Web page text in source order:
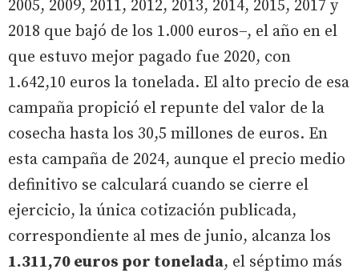
2005, 2009, 2011, 2012, 2013, 2014, 2015, 2017 y
2018 que bajó de los 1.000 euros–, el año en el
que estuvo mejor pagado fue 2020, con
1.642,10 euros la tonelada. El alto precio de esa
campaña propició el repunte del valor de la
cosecha hasta los 30,5 millones de euros. En
esta campaña de 2024, aunque el precio medio
definitivo se calculará cuando se cierre el
ejercicio, la única cotización publicada,
correspondiente al mes de junio, alcanza los
1.311,70 euros por tonelada, el séptimo más